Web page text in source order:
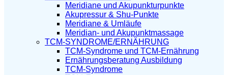
Meridiane und Akupunkturpunkte
Akupressur & Shu-Punkte
Meridiane & Umläufe
Meridian- und Akupunktmassage
TCM-SYNDROME/ERNÄHRUNG
TCM-Syndrome und TCM-Ernährung
Ernährungsberatung Ausbildung
TCM-Syndrome